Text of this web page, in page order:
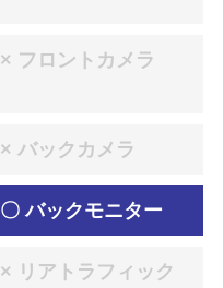
× フロントカメラ
× バックカメラ
〇 バックモニター
× リアトラフィック